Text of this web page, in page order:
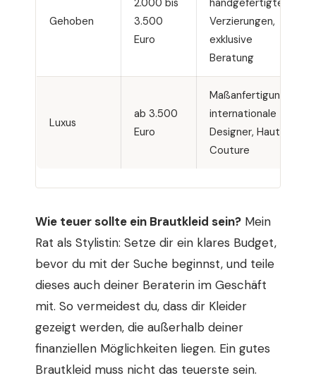
Gehoben
2.000 bis
3.500
Euro
handgefertigte
Verzierungen,
exklusive
Beratung
Luxus
ab 3.500
Euro
Maßanfertigung,
internationale
Designer, Haute
Couture
Wie teuer sollte ein Brautkleid sein? Mein
Rat als Stylistin: Setze dir ein klares Budget,
bevor du mit der Suche beginnst, und teile
dieses auch deiner Beraterin im Geschäft
mit. So vermeidest du, dass dir Kleider
gezeigt werden, die außerhalb deiner
finanziellen Möglichkeiten liegen. Ein gutes
Brautkleid muss nicht das teuerste sein.